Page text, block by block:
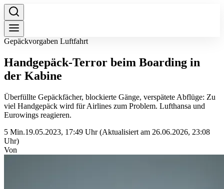
Gepäckvorgaben Luftfahrt
Handgepäck-Terror beim Boarding in
der Kabine
Überfüllte Gepäckfächer, blockierte Gänge, verspätete Abflüge: Zu
viel Handgepäck wird für Airlines zum Problem. Lufthansa und
Eurowings reagieren.
5 Min.19.05.2023, 17:49 Uhr(Aktualisiert am 26.06.2026, 23:08
Uhr)
Von